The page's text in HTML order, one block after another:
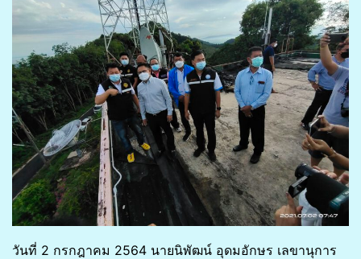
วันที่ 2 กรกฎาคม 2564 นายนิพัฒน์ อุดมอักษร เลขานุการ